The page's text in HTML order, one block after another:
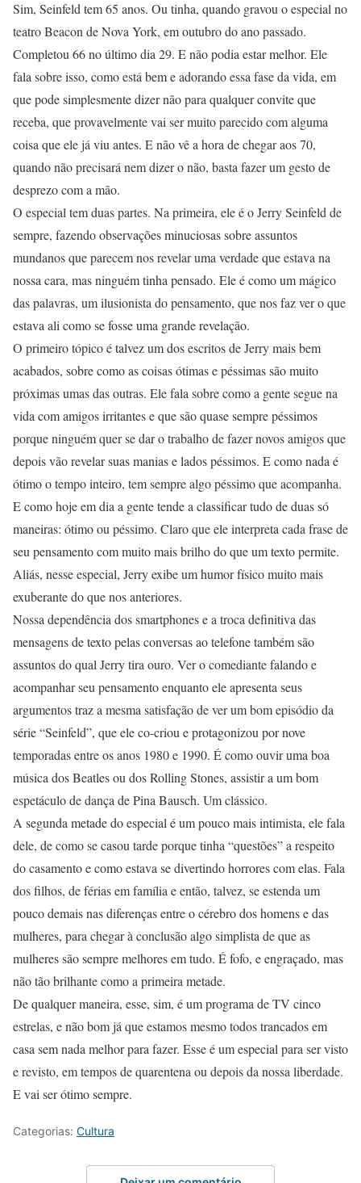
Sim, Seinfeld tem 65 anos. Ou tinha, quando gravou o especial no
teatro Beacon de Nova York, em outubro do ano passado.
Completou 66 no último dia 29. E não podia estar melhor. Ele
fala sobre isso, como está bem e adorando essa fase da vida, em
que pode simplesmente dizer não para qualquer convite que
receba, que provavelmente vai ser muito parecido com alguma
coisa que ele já viu antes. E não vê a hora de chegar aos 70,
quando não precisará nem dizer o não, basta fazer um gesto de
desprezo com a mão.
O especial tem duas partes. Na primeira, ele é o Jerry Seinfeld de
sempre, fazendo observações minuciosas sobre assuntos
mundanos que parecem nos revelar uma verdade que estava na
nossa cara, mas ninguém tinha pensado. Ele é como um mágico
das palavras, um ilusionista do pensamento, que nos faz ver o que
estava ali como se fosse uma grande revelação.
O primeiro tópico é talvez um dos escritos de Jerry mais bem
acabados, sobre como as coisas ótimas e péssimas são muito
próximas umas das outras. Ele fala sobre como a gente segue na
vida com amigos irritantes e que são quase sempre péssimos
porque ninguém quer se dar o trabalho de fazer novos amigos que
depois vão revelar suas manias e lados péssimos. E como nada é
ótimo o tempo inteiro, tem sempre algo péssimo que acompanha.
E como hoje em dia a gente tende a classificar tudo de duas só
maneiras: ótimo ou péssimo. Claro que ele interpreta cada frase de
seu pensamento com muito mais brilho do que um texto permite.
Aliás, nesse especial, Jerry exibe um humor físico muito mais
exuberante do que nos anteriores.
Nossa dependência dos smartphones e a troca definitiva das
mensagens de texto pelas conversas ao telefone também são
assuntos do qual Jerry tira ouro. Ver o comediante falando e
acompanhar seu pensamento enquanto ele apresenta seus
argumentos traz a mesma satisfação de ver um bom episódio da
série “Seinfeld”, que ele co-criou e protagonizou por nove
temporadas entre os anos 1980 e 1990. É como ouvir uma boa
música dos Beatles ou dos Rolling Stones, assistir a um bom
espetáculo de dança de Pina Bausch. Um clássico.
A segunda metade do especial é um pouco mais intimista, ele fala
dele, de como se casou tarde porque tinha “questões” a respeito
do casamento e como estava se divertindo horrores com elas. Fala
dos filhos, de férias em família e então, talvez, se estenda um
pouco demais nas diferenças entre o cérebro dos homens e das
mulheres, para chegar à conclusão algo simplista de que as
mulheres são sempre melhores em tudo. É fofo, e engraçado, mas
não tão brilhante como a primeira metade.
De qualquer maneira, esse, sim, é um programa de TV cinco
estrelas, e não bom já que estamos mesmo todos trancados em
casa sem nada melhor para fazer. Esse é um especial para ser visto
e revisto, em tempos de quarentena ou depois da nossa liberdade.
E vai ser ótimo sempre.
Categorias: Cultura